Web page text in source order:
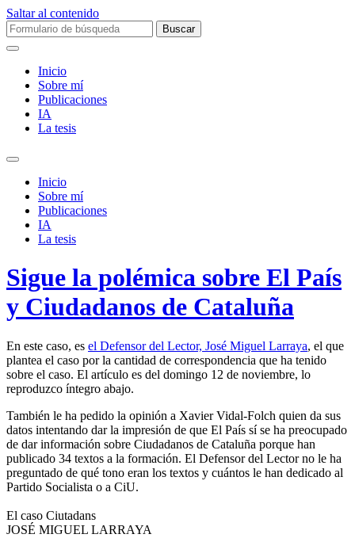
Saltar al contenido
Buscar:
Inicio
Sobre mí­
Publicaciones
IA
La tesis
Alternar
campo
búsqueda
Inicio
Sobre mí­
Publicaciones
IA
La tesis
Sigue la polémica sobre El Paí­s
y Ciudadanos de Cataluña
En este caso, es el Defensor del Lector, José Miguel Larraya, el que
plantea el caso por la cantidad de correspondencia que ha tenido
sobre el caso. El artículo es del domingo 12 de noviembre, lo
reproduzco íntegro abajo.
También le ha pedido la opinión a Xavier Vidal-Folch quien da sus
datos intentando dar la impresión de que El Paí­s sí­ se ha preocupado
de dar información sobre Ciudadanos de Cataluña porque han
publicado 34 textos a la formación. El Defensor del Lector no le ha
preguntado de qué tono eran los textos y cuántos le han dedicado al
Partido Socialista o a CiU.
El caso Ciutadans
JOSÉ MIGUEL LARRAYA